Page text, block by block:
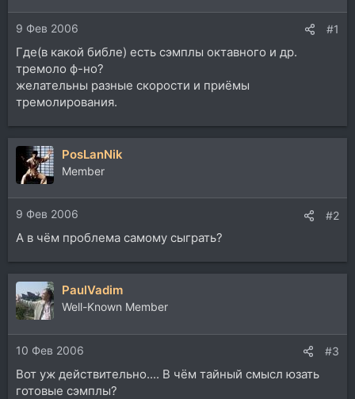
9 Фев 2006 #1
Где(в какой библе) есть сэмплы октавного и др.
тремоло ф-но?
желательны разные скорости и приёмы
тремолирования.
PosLanNik
Member
9 Фев 2006 #2
А в чём проблема самому сыграть?
PaulVadim
Well-Known Member
10 Фев 2006 #3
Вот уж действительно.... В чём тайный смысл юзать
готовые сэмплы?